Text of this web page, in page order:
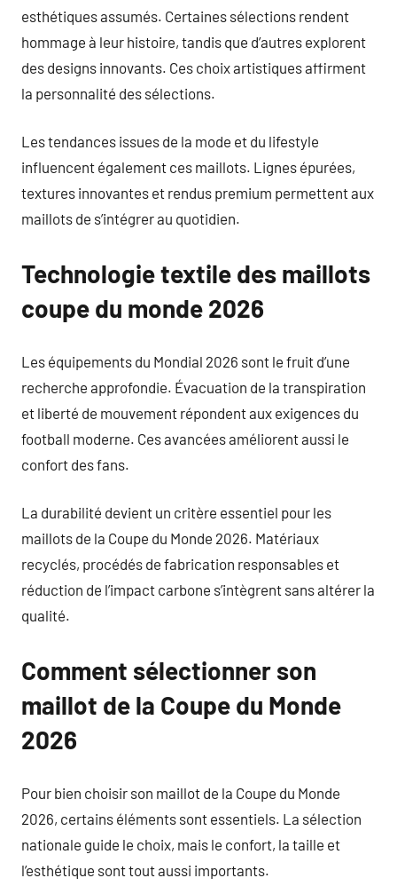
esthétiques assumés. Certaines sélections rendent
hommage à leur histoire, tandis que d’autres explorent
des designs innovants. Ces choix artistiques affirment
la personnalité des sélections.
Les tendances issues de la mode et du lifestyle
influencent également ces maillots. Lignes épurées,
textures innovantes et rendus premium permettent aux
maillots de s’intégrer au quotidien.
Technologie textile des maillots
coupe du monde 2026
Les équipements du Mondial 2026 sont le fruit d’une
recherche approfondie. Évacuation de la transpiration
et liberté de mouvement répondent aux exigences du
football moderne. Ces avancées améliorent aussi le
confort des fans.
La durabilité devient un critère essentiel pour les
maillots de la Coupe du Monde 2026. Matériaux
recyclés, procédés de fabrication responsables et
réduction de l’impact carbone s’intègrent sans altérer la
qualité.
Comment sélectionner son
maillot de la Coupe du Monde
2026
Pour bien choisir son maillot de la Coupe du Monde
2026, certains éléments sont essentiels. La sélection
nationale guide le choix, mais le confort, la taille et
l’esthétique sont tout aussi importants.